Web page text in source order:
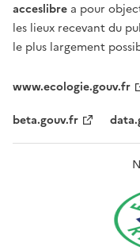
acceslibre a pour
les lieux recevant du
le plus largement
www.ecologie.gouv.fr
beta.gouv.fr